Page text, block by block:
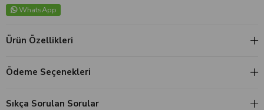
WhatsApp
Ürün Özellikleri
Ödeme Seçenekleri
Sıkça Sorulan Sorular